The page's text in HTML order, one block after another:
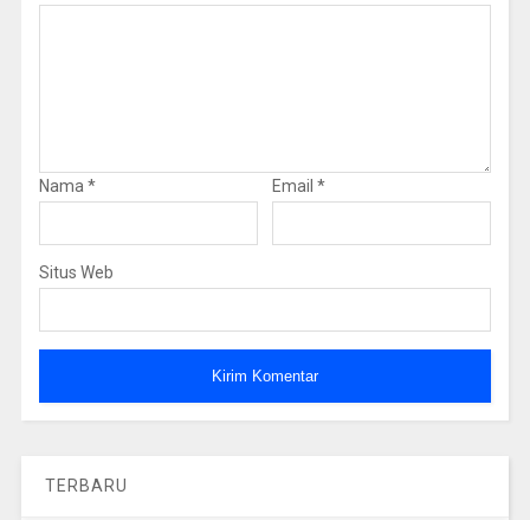
Nama * Email *
Situs Web
TERBARU